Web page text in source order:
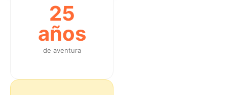
25
años
de aventura